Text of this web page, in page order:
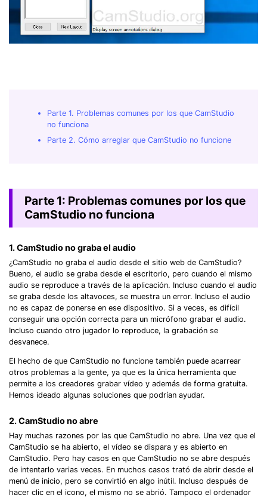
Parte 1. Problemas comunes por los que CamStudio
no funciona
Parte 2. Cómo arreglar que CamStudio no funcione
Parte 1: Problemas comunes por los que
CamStudio no funciona
1. CamStudio no graba el audio
¿CamStudio no graba el audio desde el sitio web de CamStudio?
Bueno, el audio se graba desde el escritorio, pero cuando el mismo
audio se reproduce a través de la aplicación. Incluso cuando el audio
se graba desde los altavoces, se muestra un error. Incluso el audio
no es capaz de ponerse en ese dispositivo. Si a veces, es difícil
conseguir una opción correcta para un micrófono grabar el audio.
Incluso cuando otro jugador lo reproduce, la grabación se
desvanece.
El hecho de que CamStudio no funcione también puede acarrear
otros problemas a la gente, ya que es la única herramienta que
permite a los creadores grabar vídeo y además de forma gratuita.
Hemos ideado algunas soluciones que podrían ayudar.
2. CamStudio no abre
Hay muchas razones por las que CamStudio no abre. Una vez que el
CamStudio se ha abierto, el vídeo se dispara y es abierto en
CamStudio. Pero hay casos en que CamStudio no se abre después
de intentarlo varias veces. En muchos casos trató de abrir desde el
menú de inicio, pero se convirtió en algo inútil. Incluso después de
hacer clic en el icono, el mismo no se abrió. Tampoco el ordenador